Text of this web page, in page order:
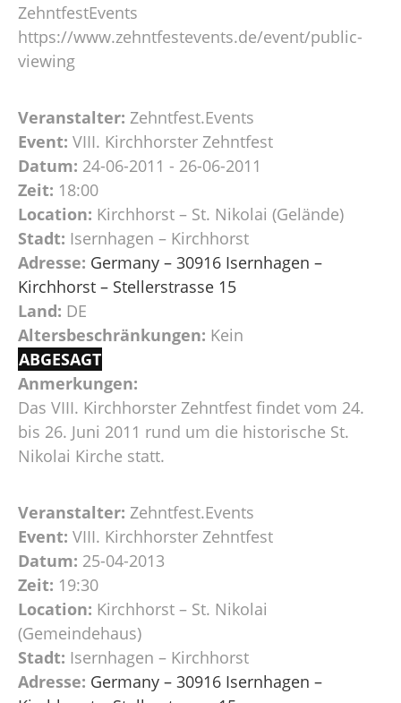
ZehntfestEvents
https://www.zehntfestevents.de/event/public-
viewing
Veranstalter: Zehntfest.Events
Event: VIII. Kirchhorster Zehntfest
Datum: 24-06-2011 - 26-06-2011
Zeit: 18:00
Location: Kirchhorst – St. Nikolai (Gelände)
Stadt: Isernhagen – Kirchhorst
Adresse: Germany – 30916 Isernhagen –
Kirchhorst – Stellerstrasse 15
Land: DE
Altersbeschränkungen: Kein
ABGESAGT
Anmerkungen:
Das VIII. Kirchhorster Zehntfest findet vom 24.
bis 26. Juni 2011 rund um die historische St.
Nikolai Kirche statt.
Veranstalter: Zehntfest.Events
Event: VIII. Kirchhorster Zehntfest
Datum: 25-04-2013
Zeit: 19:30
Location: Kirchhorst – St. Nikolai
(Gemeindehaus)
Stadt: Isernhagen – Kirchhorst
Adresse: Germany – 30916 Isernhagen –